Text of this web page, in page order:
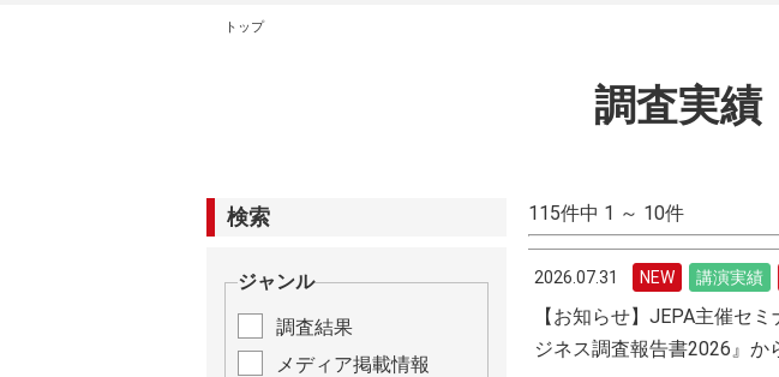
ー
ず
トップ
調査実績
検索
ジャンル
調査結果
メディア掲載情報
115件中 1 ～ 10件
2026.07.31 講演実績
【お知らせ】JEPA主催セ
ジネス調査報告書2026』か